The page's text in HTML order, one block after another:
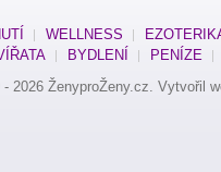
WELLNESS
BYDLENÍ PENÍZE
2026 ŽenyproŽeny.cz. Vytvořil